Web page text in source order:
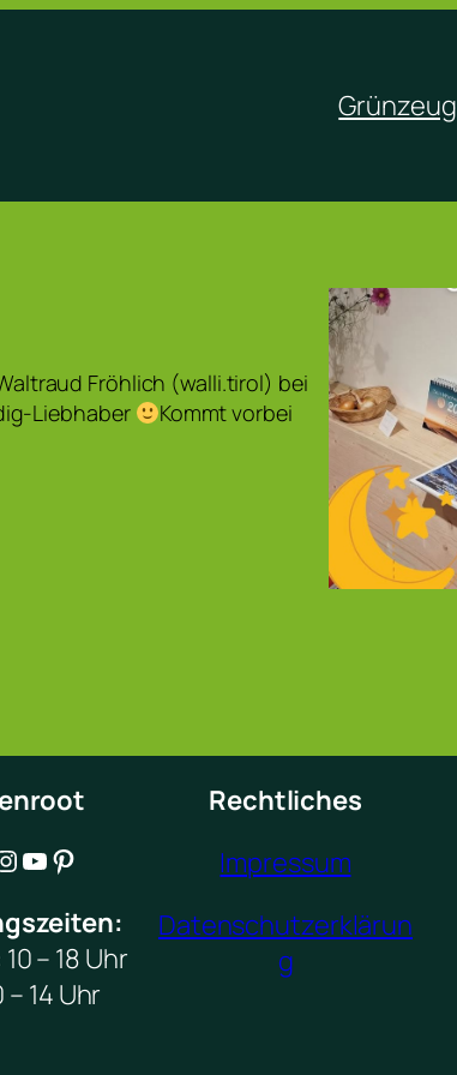
Grünzeug
Fröhlich (walli.tirol) bei
Liebhaber
Kommt vorbei
YouTube Pinterest
– 18 Uhr
– 14 Uhr
Rechtliches
Impressum
Datenschutzerklärun
g